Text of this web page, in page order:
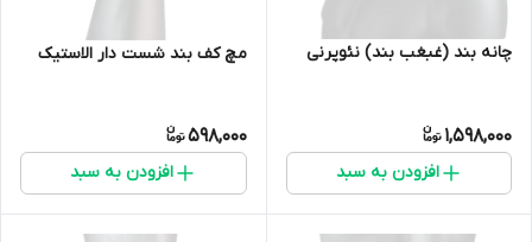
چانه بند (غبغب بند) نئوپرنی
1,598,000
افزودن به سبد
مچ کف بند شست دار الاستیک
598,000
افزودن به سبد